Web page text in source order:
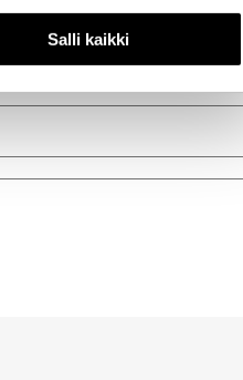
Salli kaikki